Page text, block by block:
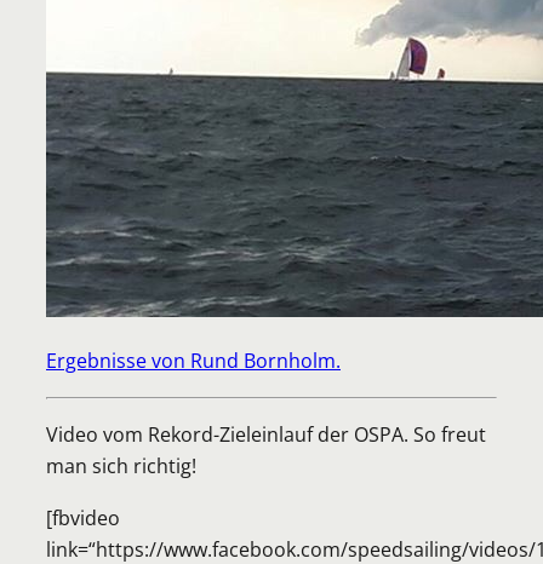
Ergebnisse von Rund Bornholm.
Video vom Rekord-Zieleinlauf der OSPA. So freut
man sich richtig!
[fbvideo
link=“https://www.facebook.com/speedsailing/videos/